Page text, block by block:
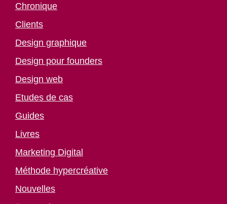
Chronique
Clients
Design graphique
Design pour founders
Design web
Etudes de cas
Guides
Livres
Marketing Digital
Méthode hypercréative
Nouvelles